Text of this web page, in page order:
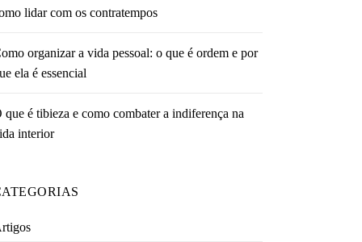
lidar com os contratempos
organizar a vida pessoal: o que é ordem e por
ela é essencial
que é tibieza e como combater a indiferença na
interior